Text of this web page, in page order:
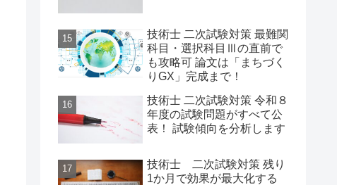
技術士 二次試験対策 最難関
科目・選択科目Ⅲの直前で
も攻略可 論文は「まちづく
りGX」完成まで！
技術士 二次試験対策 令和８
年度の試験問題がすべて公
表！ 試験傾向を分析します
技術士 二次試験対策 残り
1か月で効果が最大化する